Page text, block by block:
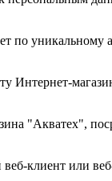
по уникальному
Интернет-
"Акватех",
клиент или